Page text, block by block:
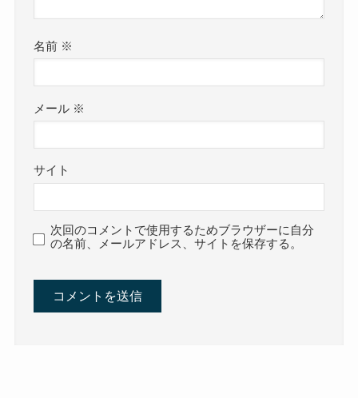
名前 ※
メール ※
サイト
次回のコメントで使用するためブラウザーに自分
の名前、メールアドレス、サイトを保存する。